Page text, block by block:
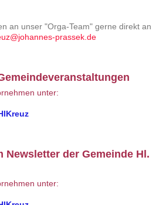
an unser "Orga-Team" gerne direkt an
prassek.de
unter:
Newsletter der Gemeinde Hl.
unter: